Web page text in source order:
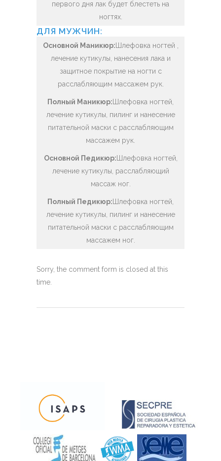
первого дня лак будет блестеть на
ногтях.
ДЛЯ МУЖЧИН:
Основной Маникюр: Шлефовка ногтей ,
лечение кутикулы, нанесения лака и
защитное покрытие на ногти с
расслабляющим массажем рук.
Полный Маникюр: Шлефовка ногтей,
лечение кутикулы, пилинг и нанесение
питательной маски с расслабляющим
массажем рук.
Основной Педикюр: Шлефовка ногтей,
лечение кутикулы, расслабляющий
массаж ног.
Полный Педикюр: Шлефовка ногтей,
лечение кутикулы, пилинг и нанесение
питательной маски с расслабляющим
массажем ног.
Sorry, the comment form is closed at this
time.